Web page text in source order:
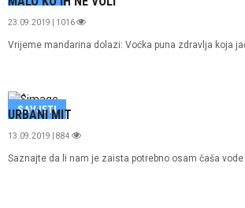
23.09.2019 | 1016
Vrijeme mandarina dolazi: Voćka puna zdravlja koja
SAVJETI
URBANI MIT
13.09.2019 | 884
Saznajte da li nam je zaista potrebno osam čaša